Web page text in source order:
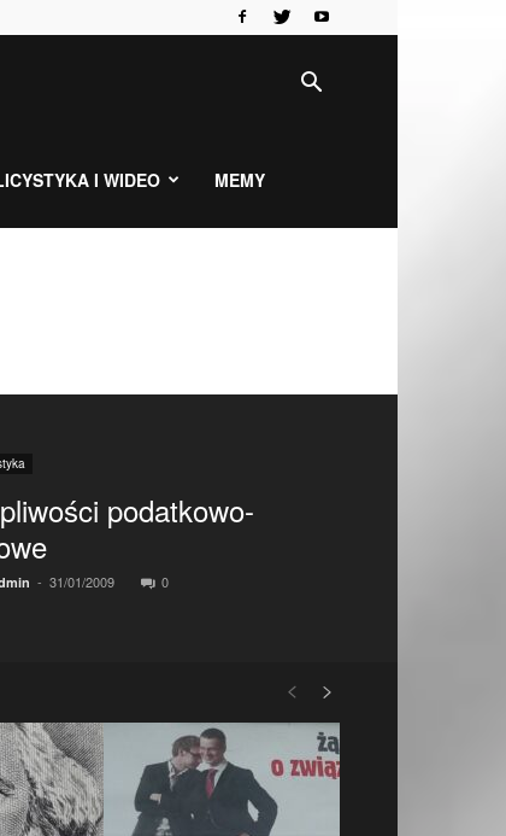
I WIDEO MEMY
podatkowo-
- 31/01/2009 0